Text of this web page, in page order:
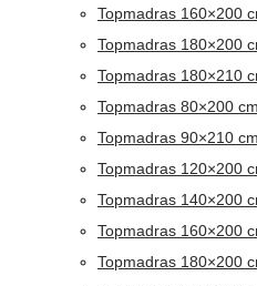
Topmadras 160×200
Topmadras 180×200
Topmadras 180×210
Topmadras 80×200 cm
Topmadras 90×210 cm
Topmadras 120×200
Topmadras 140×200
Topmadras 160×200
Topmadras 180×200